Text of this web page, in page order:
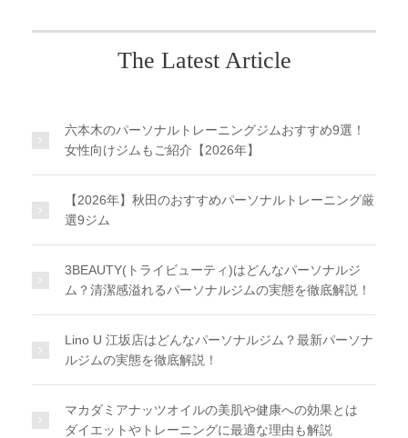
The Latest Article
六本木のパーソナルトレーニングジムおすすめ9選！
女性向けジムもご紹介【2026年】
【2026年】秋田のおすすめパーソナルトレーニング厳
選9ジム
3BEAUTY(トライビューティ)はどんなパーソナルジ
ム？清潔感溢れるパーソナルジムの実態を徹底解説！
Lino U 江坂店はどんなパーソナルジム？最新パーソナ
ルジムの実態を徹底解説！
マカダミアナッツオイルの美肌や健康への効果とは
ダイエットやトレーニングに最適な理由も解説